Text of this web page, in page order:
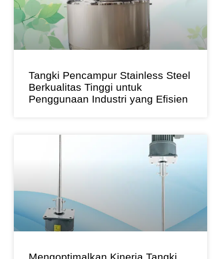
Tangki Pencampur Stainless Steel
Berkualitas Tinggi untuk
Penggunaan Industri yang Efisien
Mengoptimalkan Kinerja Tangki